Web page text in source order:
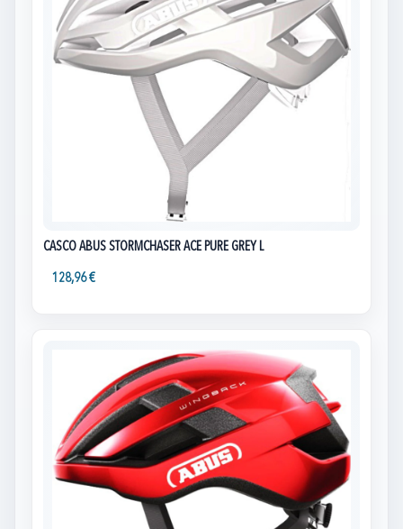
CASCO ABUS STORMCHASER ACE PURE GREY L
128,96 €